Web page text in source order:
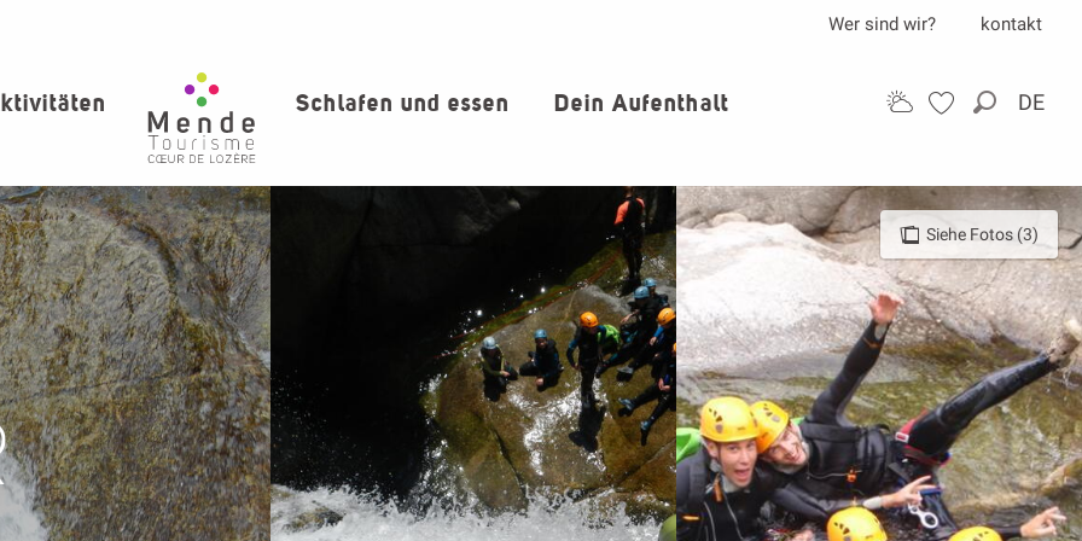
Suche
DE
Wer sind wir? kontakt
Schlafen und essen Dein Aufenthalt
Siehe Fotos (3)